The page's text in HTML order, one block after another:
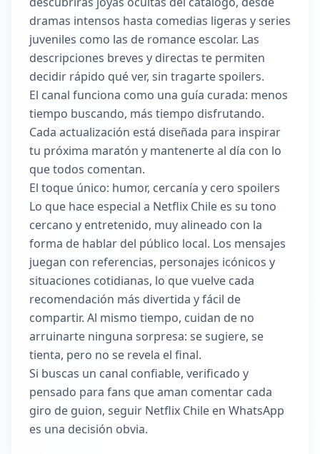
dramas intensos hasta comedias ligeras y series
juveniles como las de romance escolar. Las
descripciones breves y directas te permiten
decidir rápido qué ver, sin tragarte spoilers.
El canal funciona como una guía curada: menos
tiempo buscando, más tiempo disfrutando.
Cada actualización está diseñada para inspirar
tu próxima maratón y mantenerte al día con lo
que todos comentan.
El toque único: humor, cercanía y cero spoilers
Lo que hace especial a Netflix Chile es su tono
cercano y entretenido, muy alineado con la
forma de hablar del público local. Los mensajes
juegan con referencias, personajes icónicos y
situaciones cotidianas, lo que vuelve cada
recomendación más divertida y fácil de
compartir. Al mismo tiempo, cuidan de no
arruinarte ninguna sorpresa: se sugiere, se
tienta, pero no se revela el final.
Si buscas un canal confiable, verificado y
pensado para fans que aman comentar cada
giro de guion, seguir Netflix Chile en WhatsApp
es una decisión obvia.